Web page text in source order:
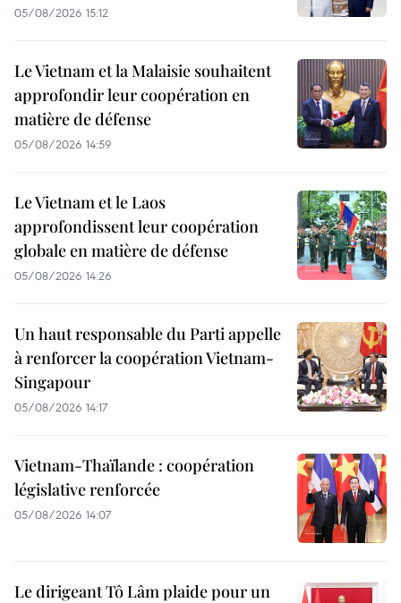
05/08/2026 15:12
Le Vietnam et la Malaisie souhaitent
approfondir leur coopération en
matière de défense
05/08/2026 14:59
Le Vietnam et le Laos
approfondissent leur coopération
globale en matière de défense
05/08/2026 14:26
Un haut responsable du Parti appelle
à renforcer la coopération Vietnam-
Singapour
05/08/2026 14:17
Vietnam-Thaïlande : coopération
législative renforcée
05/08/2026 14:07
Le dirigeant Tô Lâm plaide pour un